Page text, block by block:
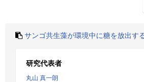
サンゴ共生藻が環境中に糖を放出す
研究代表者
丸山 真一朗